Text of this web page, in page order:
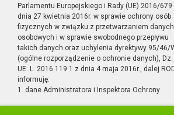
Parlamentu Europejskiego i Rady (UE) 2016/679
dnia 27 kwietnia 2016r. w sprawie ochrony osób
fizycznych w związku z przetwarzaniem danych
osobowych i w sprawie swobodnego przepływu
takich danych oraz uchylenia dyrektywy 95/46/
(ogólne rozporządzenie o ochronie danych), Dz.
UE. L. 2016.119.1 z dnia 4 maja 2016r., dalej
informuję:
1. dane Administratora i Inspektora Ochrony